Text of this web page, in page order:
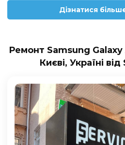
Дізнатися
Ремонт Samsung
Києві, Україні